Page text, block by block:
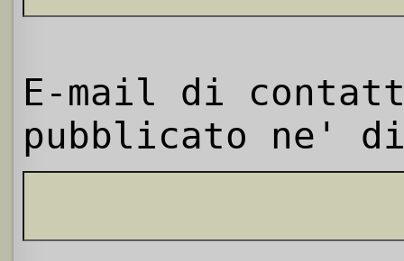
E-mail di
pubblicato ne'